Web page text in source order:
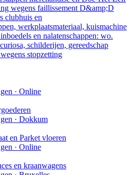
wegens faillissement D&amp;D
clubhuis en
werkplaatsmateriaal, kuismachine
en nalatenschappen: wo.
schilderijen, gereedschap
stopzetting
· Online
· Dokkum
en Parket vloeren
· Online
en kraanwagens